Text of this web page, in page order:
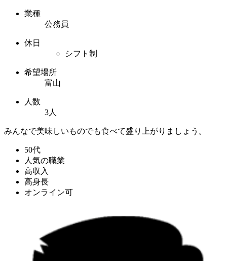
業種
公務員
休日
シフト制
希望場所
富山
人数
3人
みんなで美味しいものでも食べて盛り上がりましょう。
50代
人気の職業
高収入
高身長
オンライン可